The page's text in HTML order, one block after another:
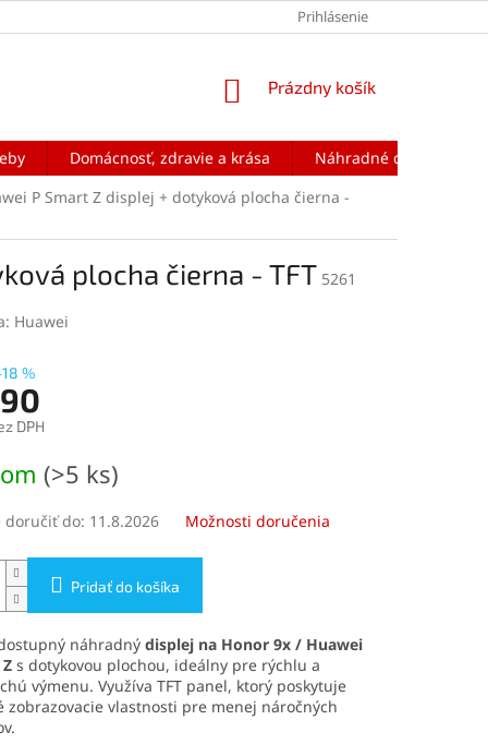
Prihlásenie
NÁKUPNÝ
Prázdny košík
Domácnosť, zdravie a krása Náhradné diely na
P Smart Z displej + dotyková plocha čierna -
plocha čierna - TFT 5261
Huawei
%
DPH
(>5 ks)
doručiť do: 11.8.2026 Možnosti doručenia
Pridať do košíka
náhradný displej na Honor 9x / Huawei
s dotykovou plochou, ideálny pre rýchlu a
výmenu. Využíva TFT panel, ktorý poskytuje
zobrazovacie vlastnosti pre menej náročných